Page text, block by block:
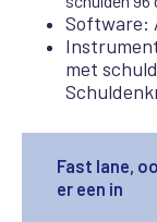
Software:
met
Fast lane,
er een in